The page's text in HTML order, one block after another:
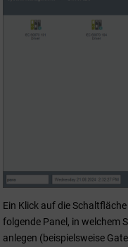
Ein Klick auf die Schaltfläche
folgende Panel, in welchem
anlegen (beispielsweise